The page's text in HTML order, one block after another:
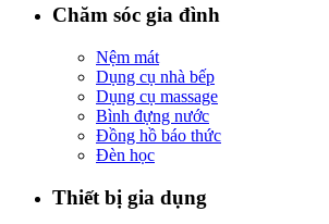
Chăm sóc gia đình
Nệm mát
Dụng cụ nhà bếp
Dụng cụ massage
Bình đựng nước
Đồng hồ báo thức
Đèn học
Thiết bị gia dụng